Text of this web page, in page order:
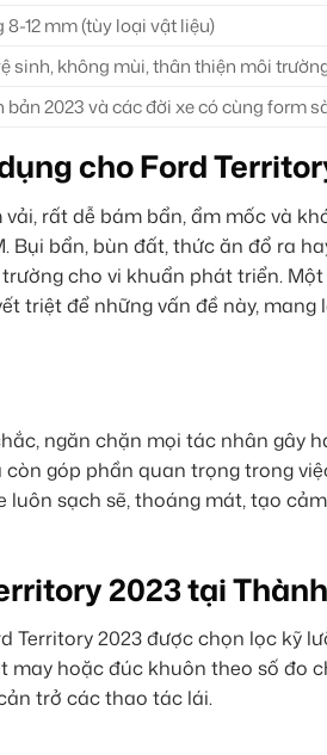
8-12 mm (tùy loại vật liệu)
sinh, không mùi, thân thiện môi
bản 2023 và các đời xe có cùng form
cho Ford
rất dễ bám bẩn, ẩm mốc và
Bụi bẩn, bùn đất, thức ăn đổ ra
cho vi khuẩn phát triển.
triệt để những vấn đề này, mang
ngăn chặn mọi tác nhân gây
góp phần quan trọng trong
luôn sạch sẽ, thoáng mát, tạo
2023 tại
2023 được chọn lọc kỹ
hoặc đúc khuôn theo số đo
trở các thao tác lái.